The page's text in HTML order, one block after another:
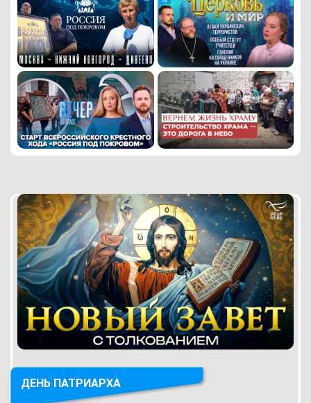
ДЕНЬ ПАТРИАРХА